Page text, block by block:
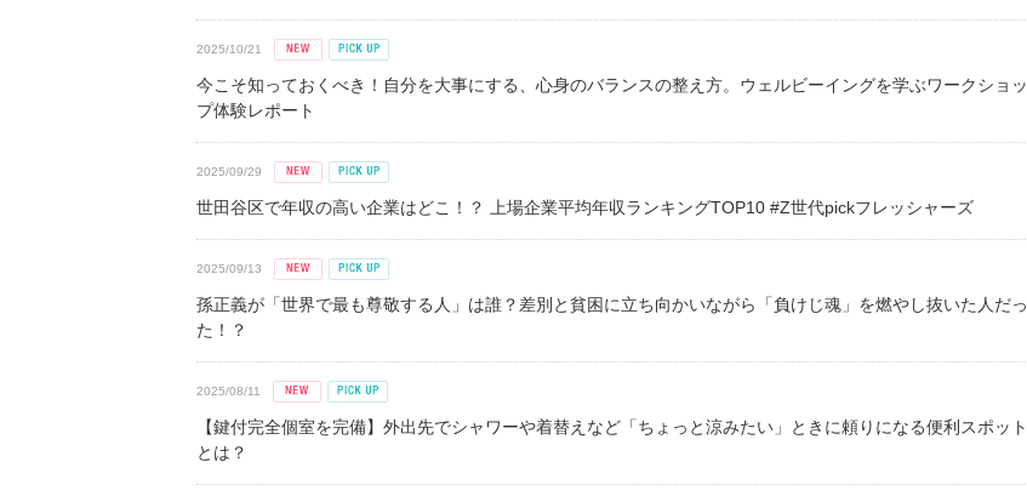
2025/10/21
今こそ知っておくべき！自分を大事にする、心身のバランスの整え方。ウェルビーイングを学ぶワークショッ
プ体験レポート
2025/09/29
世田谷区で年収の高い企業はどこ！？ 上場企業平均年収ランキングTOP10 #Z世代pickフレッシャーズ
2025/09/13
孫正義が「世界で最も尊敬する人」は誰？差別と貧困に立ち向かいながら「負けじ魂」を燃やし抜いた人だっ
た！？
2025/08/11
【鍵付完全個室を完備】外出先でシャワーや着替えなど「ちょっと涼みたい」ときに頼りになる便利スポット
とは？